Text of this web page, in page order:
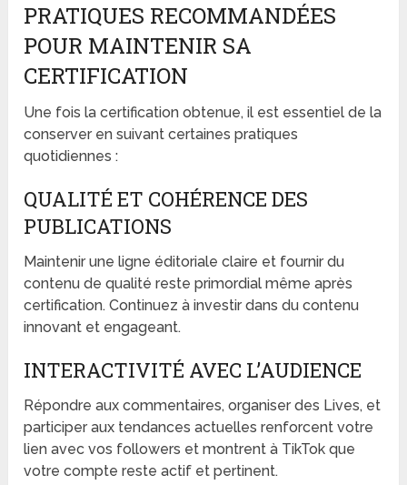
PRATIQUES RECOMMANDÉES
POUR MAINTENIR SA
CERTIFICATION
Une fois la certification obtenue, il est essentiel de la
conserver en suivant certaines pratiques
quotidiennes :
QUALITÉ ET COHÉRENCE DES
PUBLICATIONS
Maintenir une ligne éditoriale claire et fournir du
contenu de qualité reste primordial même après
certification. Continuez à investir dans du contenu
innovant et engageant.
INTERACTIVITÉ AVEC L’AUDIENCE
Répondre aux commentaires, organiser des Lives, et
participer aux tendances actuelles renforcent votre
lien avec vos followers et montrent à TikTok que
votre compte reste actif et pertinent.